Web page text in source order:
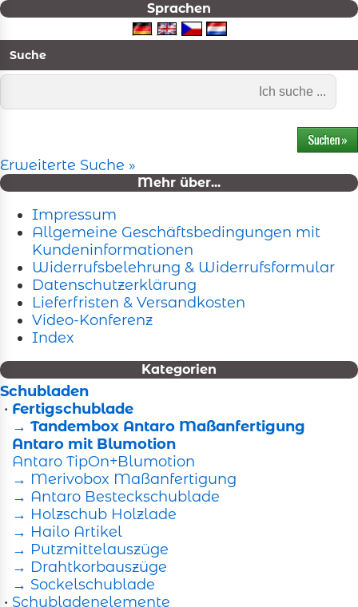
Sprachen
Suche
Erweiterte Suche »
Mehr über...
Impressum
Allgemeine Geschäftsbedingungen mit
Kundeninformationen
Widerrufsbelehrung & Widerrufsformular
Datenschutzerklärung
Lieferfristen & Versandkosten
Video-Konferenz
Index
Kategorien
Schubladen
• Fertigschublade
→ Tandembox Antaro Maßanfertigung
Antaro mit Blumotion
Antaro TipOn+Blumotion
→ Merivobox Maßanfertigung
→ Antaro Besteckschublade
→ Holzschub Holzlade
→ Hailo Artikel
→ Putzmittelauszüge
→ Drahtkorbauszüge
→ Sockelschublade
• Schubladenelemente